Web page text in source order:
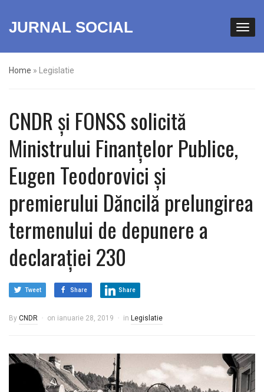
JURNAL SOCIAL
Home » Legislatie
CNDR și FONSS solicită
Ministrului Finanțelor Publice,
Eugen Teodorovici și
premierului Dăncilă prelungirea
termenului de depunere a
declarației 230
Tweet Share Share
By CNDR on ianuarie 28, 2019 in Legislatie